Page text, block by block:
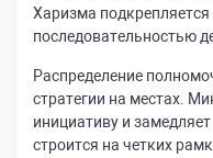
Харизма
последовательностью
Распределение
стратегии на местах.
инициативу и
строится на четких